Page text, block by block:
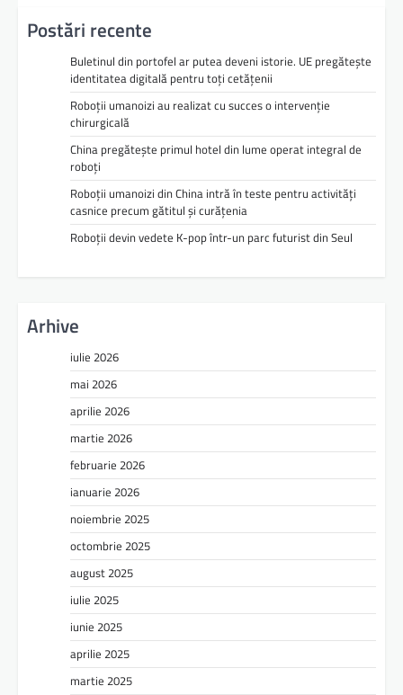
Postări recente
Buletinul din portofel ar putea deveni istorie. UE pregătește
identitatea digitală pentru toți cetățenii
Roboții umanoizi au realizat cu succes o intervenție
chirurgicală
China pregătește primul hotel din lume operat integral de
roboți
Roboții umanoizi din China intră în teste pentru activități
casnice precum gătitul și curățenia
Roboții devin vedete K-pop într-un parc futurist din Seul
Arhive
iulie 2026
mai 2026
aprilie 2026
martie 2026
februarie 2026
ianuarie 2026
noiembrie 2025
octombrie 2025
august 2025
iulie 2025
iunie 2025
aprilie 2025
martie 2025